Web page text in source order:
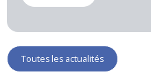
Toutes les actualités